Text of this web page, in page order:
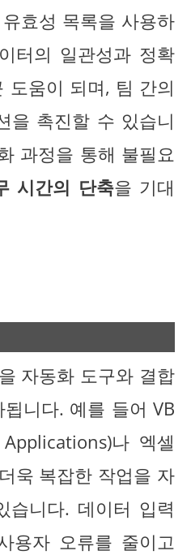
효성 목록을 사용하
터의 일관성과 정확
도움이 되며, 팀 간의
을 촉진할 수 있습니
과정을 통해 불필요
시간의 단축을 기대
자동화 도구와 결합
니다. 예를 들어 VB
나 엑셀
욱 복잡한 작업을 자
습니다. 데이터 입력
용자 오류를 줄이고